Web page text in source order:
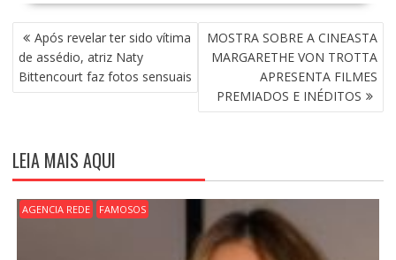
N
A
V
E
Ç
Ã
O
D
Após revelar ter sido vítima
de assédio, atriz Naty
Bittencourt faz fotos sensuais
MOSTRA SOBRE A CINEASTA
MARGARETHE VON TROTTA
APRESENTA FILMES
PREMIADOS E INÉDITOS
LEIA MAIS AQUI
AGENCIA REDE FAMOSOS